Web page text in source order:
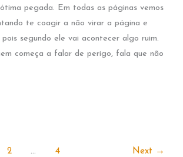
pegada. Em todas as páginas vemos
te coagir a não virar a página e
segundo ele vai acontecer algo ruim.
começa a falar de perigo, fala que não
2 … 4 Next →